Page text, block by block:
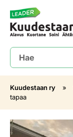
Kuudestaan ry »
tapaa